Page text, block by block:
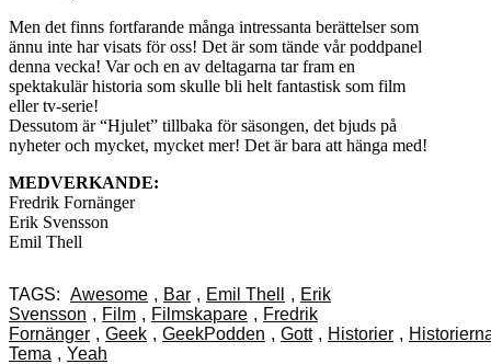
Men det finns fortfarande många intressanta berättelser som
ännu inte har visats för oss! Det är som tände vår poddpanel
denna vecka! Var och en av deltagarna tar fram en
spektakulär historia som skulle bli helt fantastisk som film
eller tv-serie!
Dessutom är “Hjulet” tillbaka för säsongen, det bjuds på
nyheter och mycket, mycket mer! Det är bara att hänga med!
MEDVERKANDE:
Fredrik Fornänger
Erik Svensson
Emil Thell
TAGS: Awesome , Bar , Emil Thell , Erik
Svensson , Film , Filmskapare , Fredrik
Fornänger , Geek , GeekPodden , Gott , Historier ,
Tema , Yeah